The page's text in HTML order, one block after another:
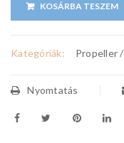
KOSÁRBA TESZEM
Kategóriák: Propeller
Nyomtatás